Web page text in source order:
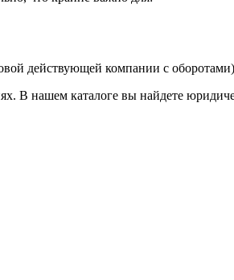
действующей компании с
В нашем каталоге вы найдете